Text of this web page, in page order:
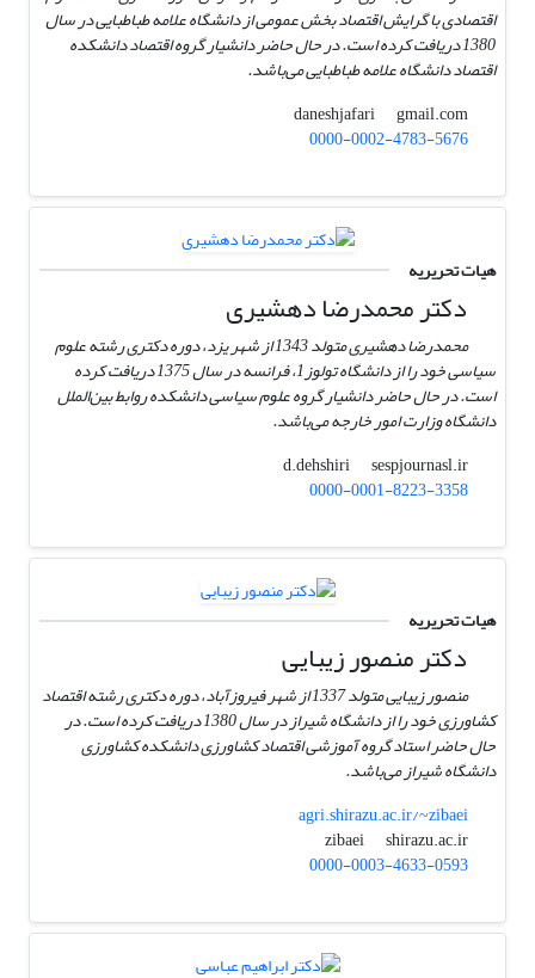
اقتصادی با گرایش اقتصاد بخش عمومی از دانشگاه علامه طباطبایی در سال
1380 دریافت کرده است. در حال حاضر دانشیار گروه اقتصاد دانشکده
اقتصاد دانشگاه علامه طباطبایی می‌باشد.
daneshjafari
gmail.com
0000-0002-4783-5676
هیات تحریریه
دکتر محمد‌رضا دهشیری
محمدرضا دهشیری متولد 1343 از شهر یزد، دوره دکتری رشته علوم
سیاسی خود را از دانشگاه تولوز1، فرانسه در سال 1375 دریافت کرده
است. در حال حاضر دانشیار گروه علوم سیاسی دانشکده روابط بین‌الملل
دانشگاه وزارت امور خارجه می‌باشد.
d.dehshiri
sespjournasl.ir
0000-0001-8223-3358
هیات تحریریه
دکتر منصور زیبایی
منصور زیبایی متولد 1337 از شهر فیروزآباد، دوره دکتری رشته اقتصاد
کشاورزی خود را از دانشگاه شیراز در سال 1380 دریافت کرده است. در
حال حاضر استاد گروه آموزشی اقتصاد کشاورزی دانشکده کشاورزی
دانشگاه شیراز می‌باشد.
agri.shirazu.ac.ir/~zibaei
zibaei
shirazu.ac.ir
0000-0003-4633-0593